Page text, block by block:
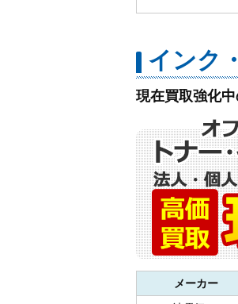
インク
現在買取強化
メーカー